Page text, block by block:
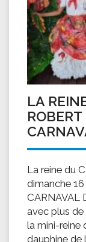
LA
La reine du
dimanche
CARNAVAL
avec plus
la mini-reine
dauphine de